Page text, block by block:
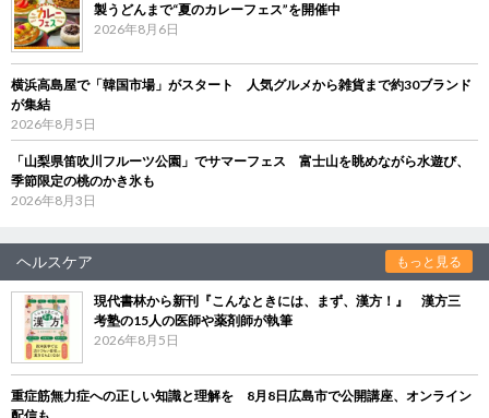
製うどんまで“夏のカレーフェス”を開催中
2026年8月6日
横浜高島屋で「韓国市場」がスタート 人気グルメから雑貨まで約30ブランド
が集結
2026年8月5日
「山梨県笛吹川フルーツ公園」でサマーフェス 富士山を眺めながら水遊び、
季節限定の桃のかき氷も
2026年8月3日
ヘルスケア もっと見る
現代書林から新刊『こんなときには、まず、漢方！』 漢方三
考塾の15人の医師や薬剤師が執筆
2026年8月5日
重症筋無力症への正しい知識と理解を 8月8日広島市で公開講座、オンライン